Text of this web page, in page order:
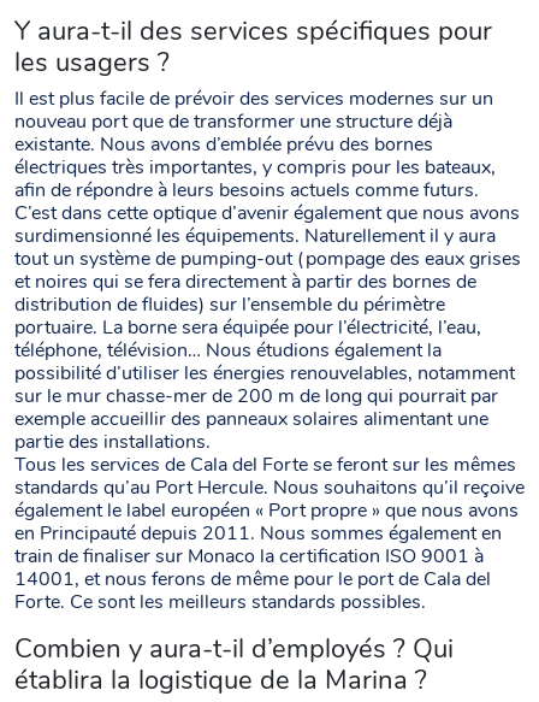
Y aura-t-il des services spécifiques pour
les usagers ?
Il est plus facile de prévoir des services modernes sur un
nouveau port que de transformer une structure déjà
existante. Nous avons d’emblée prévu des bornes
électriques très importantes, y compris pour les bateaux,
afin de répondre à leurs besoins actuels comme futurs.
C’est dans cette optique d’avenir également que nous avons
surdimensionné les équipements. Naturellement il y aura
tout un système de pumping-out (pompage des eaux grises
et noires qui se fera directement à partir des bornes de
distribution de fluides) sur l’ensemble du périmètre
portuaire. La borne sera équipée pour l’électricité, l’eau,
téléphone, télévision… Nous étudions également la
possibilité d’utiliser les énergies renouvelables, notamment
sur le mur chasse-mer de 200 m de long qui pourrait par
exemple accueillir des panneaux solaires alimentant une
partie des installations.
Tous les services de Cala del Forte se feront sur les mêmes
standards qu’au Port Hercule. Nous souhaitons qu’il reçoive
également le label européen « Port propre » que nous avons
en Principauté depuis 2011. Nous sommes également en
train de finaliser sur Monaco la certification ISO 9001 à
14001, et nous ferons de même pour le port de Cala del
Forte. Ce sont les meilleurs standards possibles.
Combien y aura-t-il d’employés ? Qui
établira la logistique de la Marina ?